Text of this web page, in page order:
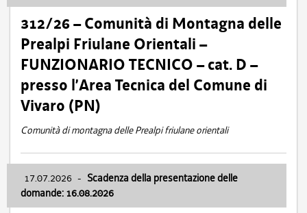
312/26 – Comunità di Montagna delle
Prealpi Friulane Orientali –
FUNZIONARIO TECNICO – cat. D –
presso l’Area Tecnica del Comune di
Vivaro (PN)
Comunità di montagna delle Prealpi friulane orientali
17.07.2026 - Scadenza della presentazione delle
domande: 16.08.2026